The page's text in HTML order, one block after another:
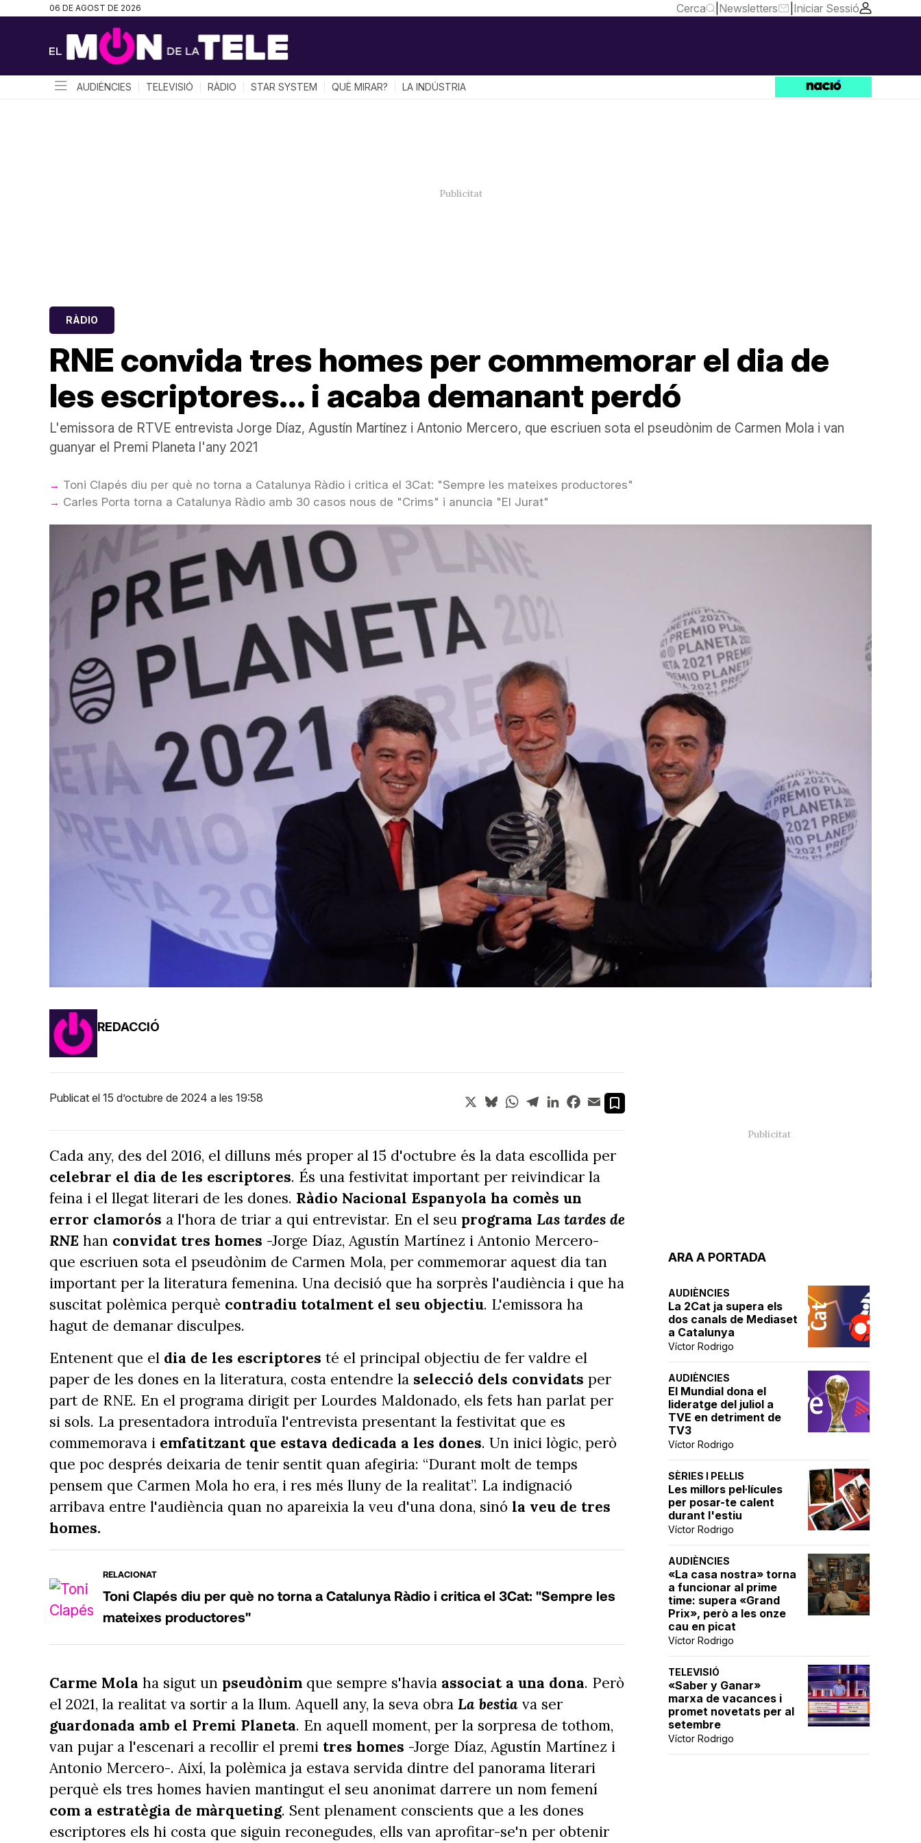
06 DE AGOST DE 2026 Cerca Newsletters Iniciar Sessió
AUDIÈNCIES TELEVISIÓ RÀDIO STAR SYSTEM QUÈ MIRAR? LA INDÚSTRIA
RNE convida tres homes per commemorar el dia de
les escriptores... i acaba demanant perdó
RÀDIO
L'emissora de RTVE entrevista Jorge Díaz, Agustín Martínez i Antonio Mercero, que escriuen sota el pseudònim de Carmen Mola i van
guanyar el Premi Planeta l'any 2021
Toni Clapés diu per què no torna a Catalunya Ràdio i critica el 3Cat: "Sempre les mateixes productores"
Carles Porta torna a Catalunya Ràdio amb 30 casos nous de "Crims" i anuncia "El Jurat"
ARA A PORTADA
AUDIÈNCIES
La 2Cat ja supera els
dos canals de Mediaset
a Catalunya
Víctor Rodrigo
AUDIÈNCIES
El Mundial dona el
lideratge del juliol a
TVE en detriment de
TV3
Víctor Rodrigo
SÈRIES I PEL·LIS
Les millors pel·lícules
per posar-te calent
durant l'estiu
Víctor Rodrigo
AUDIÈNCIES
«La casa nostra» torna
a funcionar al prime
time: supera «Grand
Prix», però a les onze
cau en picat
Víctor Rodrigo
TELEVISIÓ
«Saber y Ganar»
marxa de vacances i
promet novetats per al
setembre
Víctor Rodrigo
REDACCIÓ
Publicat el 15 d’octubre de 2024 a les 19:58 X BlueskyWhatsApp
TelegramLinkedInFacebook
Email
Cada any, des del 2016, el dilluns més proper al 15 d'octubre és la data escollida per
celebrar el dia de les escriptores. És una festivitat important per reivindicar la
feina i el llegat literari de les dones. Ràdio Nacional Espanyola ha comès un
error clamorós a l'hora de triar a qui entrevistar. En el seu programa Las tardes de
RNE han convidat tres homes -Jorge Díaz, Agustín Martínez i Antonio Mercero-
que escriuen sota el pseudònim de Carmen Mola, per commemorar aquest dia tan
important per la literatura femenina. Una decisió que ha sorprès l'audiència i que ha
suscitat polèmica perquè contradiu totalment el seu objectiu. L'emissora ha
hagut de demanar disculpes.
Entenent que el dia de les escriptores té el principal objectiu de fer valdre el
paper de les dones en la literatura, costa entendre la selecció dels convidats per
part de RNE. En el programa dirigit per Lourdes Maldonado, els fets han parlat per
si sols. La presentadora introduïa l'entrevista presentant la festivitat que es
commemorava i emfatitzant que estava dedicada a les dones. Un inici lògic, però
que poc després deixaria de tenir sentit quan afegiria: “Durant molt de temps
pensem que Carmen Mola ho era, i res més lluny de la realitat”. La indignació
arribava entre l'audiència quan no apareixia la veu d'una dona, sinó la veu de tres
homes.
RELACIONAT
Toni Clapés diu per què no torna a Catalunya Ràdio i critica el 3Cat: "Sempre les
mateixes productores"
Carme Mola ha sigut un pseudònim que sempre s'havia associat a una dona. Però
el 2021, la realitat va sortir a la llum. Aquell any, la seva obra La bestia va ser
guardonada amb el Premi Planeta. En aquell moment, per la sorpresa de tothom,
van pujar a l'escenari a recollir el premi tres homes -Jorge Díaz, Agustín Martínez i
Antonio Mercero-. Així, la polèmica ja estava servida dintre del panorama literari
perquè els tres homes havien mantingut el seu anonimat darrere un nom femení
com a estratègia de màrqueting. Sent plenament conscients que a les dones
escriptores els hi costa que siguin reconegudes, ells van aprofitar-se'n per obtenir